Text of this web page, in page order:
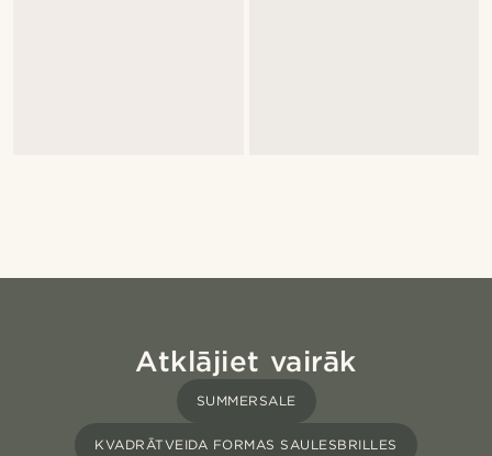
Atklājiet vairāk
SUMMERSALE
KVADRĀTVEIDA FORMAS SAULESBRILLES